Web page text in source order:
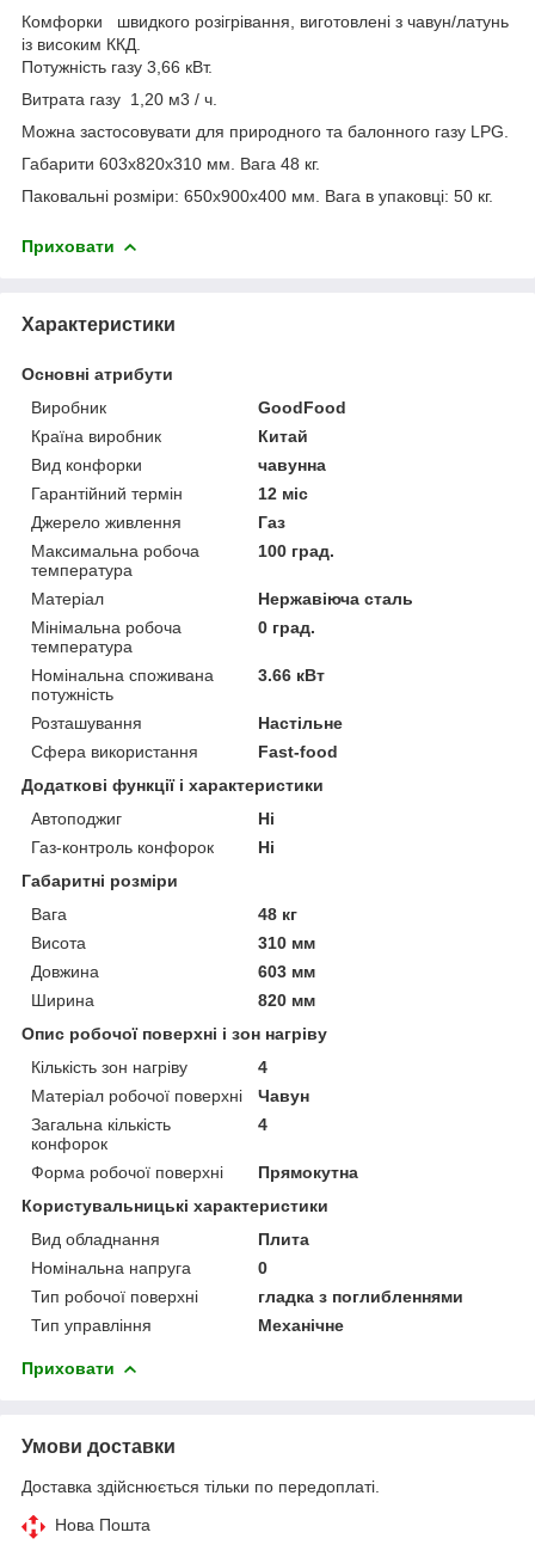
Комфорки швидкого розігрівання, виготовлені з чавун/латунь
із високим ККД.
Потужність газу 3,66 кВт.
Витрата газу 1,20 м3 / ч.
Можна застосовувати для природного та балонного газу LPG.
Габарити 603х820х310 мм. Вага 48 кг.
Паковальні розміри: 650x900x400 мм. Вага в упаковці: 50 кг.
Приховати
Характеристики
Основні атрибути
Виробник
GoodFood
Країна виробник
Китай
Вид конфорки
чавунна
Гарантійний термін
12 міс
Джерело живлення
Газ
Максимальна робоча
температура
100 град.
Матеріал
Нержавіюча сталь
Мінімальна робоча
температура
0 град.
Номінальна споживана
потужність
3.66 кВт
Розташування
Настільне
Сфера використання
Fast-food
Додаткові функції і характеристики
Автоподжиг
Ні
Газ-контроль конфорок
Ні
Габаритні розміри
Вага
48 кг
Висота
310 мм
Довжина
603 мм
Ширина
820 мм
Опис робочої поверхні і зон нагріву
Кількість зон нагріву
4
Матеріал робочої поверхні
Чавун
Загальна кількість
конфорок
4
Форма робочої поверхні
Прямокутна
Користувальницькі характеристики
Вид обладнання
Плита
Номінальна напруга
0
Тип робочої поверхні
гладка з поглибленнями
Тип управління
Механічне
Приховати
Умови доставки
Доставка здійснюється тільки по передоплаті.
Нова Пошта